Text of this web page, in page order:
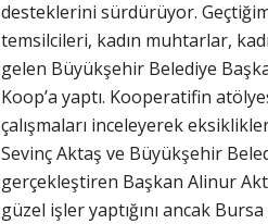
desteklerini sürdürüyor.
temsilcileri, kadın muhtarlar,
gelen Büyükşehir Belediye
Koop’a yaptı. Kooperatifin
çalışmaları inceleyerek
Sevinç Aktaş ve Büyükşehir
gerçekleştiren Başkan Alinur
güzel işler yaptığını ancak